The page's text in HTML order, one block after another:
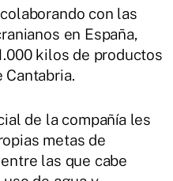
con las
en España,
kilos de productos
Cantabria.
de la compañía les
metas de
las que cabe